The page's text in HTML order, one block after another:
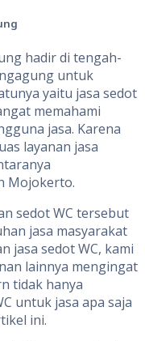
hadir di tengah-
untuk
yaitu jasa sedot
memahami
jasa. Karena
layanan jasa
Mojokerto.
sedot WC tersebut
jasa masyarakat
jasa sedot WC, kami
lainnya mengingat
tidak hanya
untuk jasa apa saja
ini.